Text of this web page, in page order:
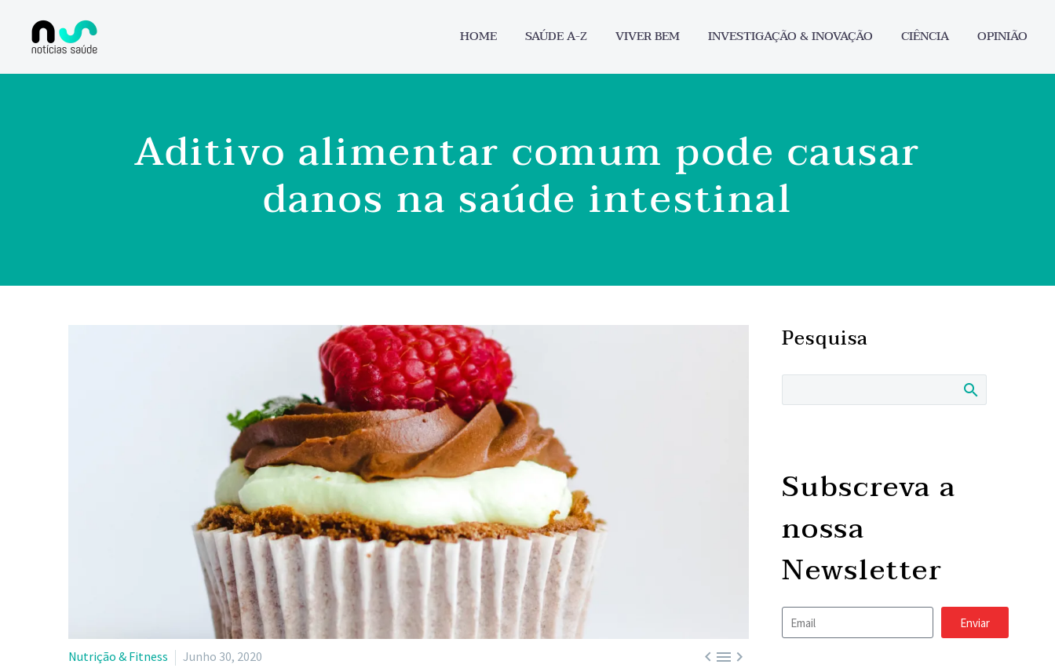
HOME SAÚDE A-Z VIVER BEM INVESTIGAÇÃO & INOVAÇÃO CIÊNCIA OPINIÃO
Aditivo alimentar comum pode causar
danos na saúde intestinal

Nutrição & Fitness Junho 30, 2020
Pesquisa
Subscreva a
nossa
Newsletter
Enviar